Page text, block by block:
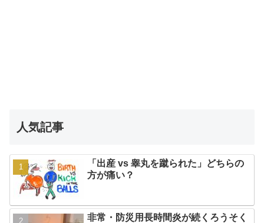
人気記事
「出産 vs 睾丸を蹴られた」どちらの
方が痛い？
非常・防災用長時間炎が続くろうそく